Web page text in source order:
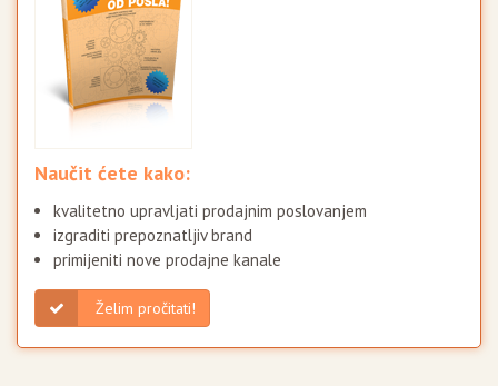
Naučit ćete kako:
kvalitetno upravljati prodajnim poslovanjem
izgraditi prepoznatljiv brand
primijeniti nove prodajne kanale
Želim pročitati!